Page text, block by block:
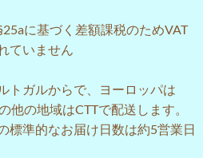
に基づく差額課税のためVAT
ていません
トガルからで、ヨーロッパは
他の地域はCTTで配送します。
標準的なお届け日数は約5営業日